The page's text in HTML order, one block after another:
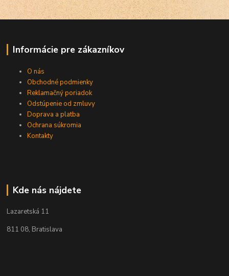
Informácie pre zákazníkov
O nás
Obchodné podmienky
Reklamačný poriadok
Odstúpenie od zmluvy
Doprava a platba
Ochrana súkromia
Kontakty
Kde nás nájdete
Lazaretská 11
811 08, Bratislava